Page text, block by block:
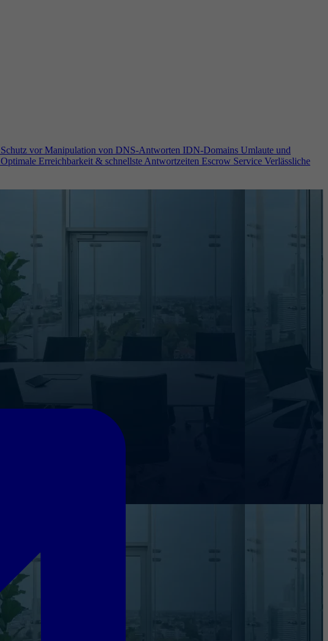
Schutz vor Manipulation von DNS-Antworten IDN-Domains Umlaute und
Optimale Erreichbarkeit & schnellste Antwortzeiten Escrow Service Verlässliche